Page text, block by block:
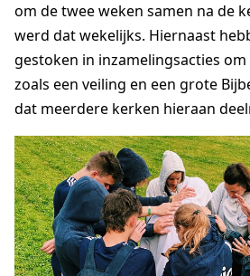
om de twee weken samen na de
werd dat wekelijks. Hiernaast
gestoken in inzamelingsacties
zoals een veiling en een grote
dat meerdere kerken hieraan